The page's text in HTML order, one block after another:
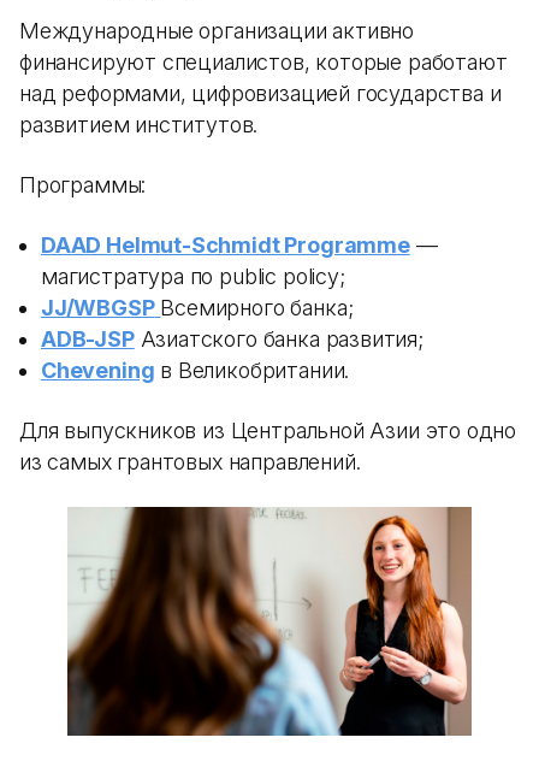
Международные организации активно
финансируют специалистов, которые работают
над реформами, цифровизацией государства и
развитием институтов.
Программы:
DAAD Helmut-Schmidt Programme—
магистратура по public policy;
JJ/WBGSP Всемирного банка;
ADB-JSPАзиатского банка развития;
Chevening в Великобритании.
Для выпускников из Центральной Азии это одно
из самых грантовых направлений.